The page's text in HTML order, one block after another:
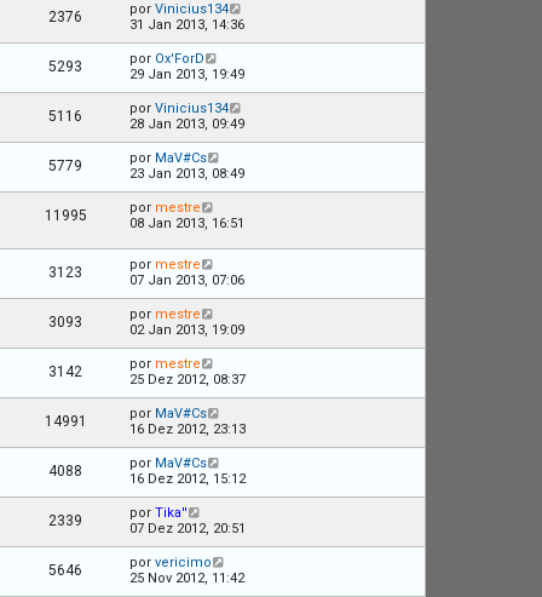
2376 por Vinicius134
31 Jan 2013, 14:36
5293 por Ox'ForD
29 Jan 2013, 19:49
5116 por Vinicius134
28 Jan 2013, 09:49
5779 por MaV#Cs
23 Jan 2013, 08:49
11995 por mestre
08 Jan 2013, 16:51
3123 por mestre
07 Jan 2013, 07:06
3093 por mestre
02 Jan 2013, 19:09
3142 por mestre
25 Dez 2012, 08:37
14991 por MaV#Cs
16 Dez 2012, 23:13
4088 por MaV#Cs
16 Dez 2012, 15:12
2339 por Tika''
07 Dez 2012, 20:51
5646 por vericimo
25 Nov 2012, 11:42